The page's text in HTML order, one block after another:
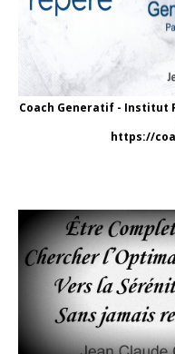
Coach Generatif - Institut
https://